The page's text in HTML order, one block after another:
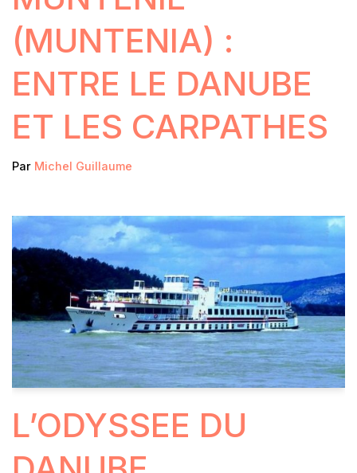
(MUNTENIA) :
ENTRE LE DANUBE
ET LES CARPATHES
Par Michel Guillaume
L’ODYSSEE DU